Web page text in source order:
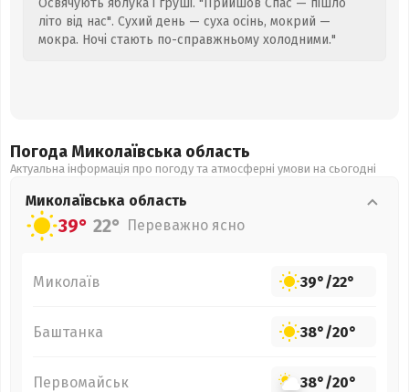
Освячують яблука і груші. "Прийшов Спас — пішло
літо від нас". Сухий день — суха осінь, мокрий —
мокра. Ночі стають по-справжньому холодними."
Погода Миколаївська область
Актуальна інформація про погоду та атмосферні умови на сьогодні
Миколаївська область
39° 22° Переважно ясно
Миколаїв 39°/22°
Баштанка 38°/20°
Первомайськ 38°/20°